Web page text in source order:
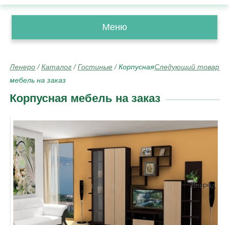
Меню
Следующий товар
Ленеро /Каталог /Гостиные /Корпусная
мебель на заказ
Корпусная мебель на заказ
Вперёд